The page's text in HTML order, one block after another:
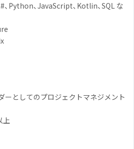
、Python、JavaScript、Kotlin、SQL な
ーとしてのプロジェクトマネジメント
上